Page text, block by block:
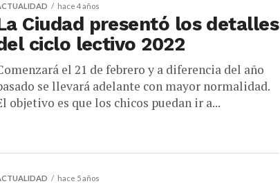
hace 4 años
Ciudad presentó los detalles
ciclo lectivo 2022
el 21 de febrero y a diferencia del año
se llevará adelante con mayor normalidad.
objetivo es que los chicos puedan ir a...
hace 5 años